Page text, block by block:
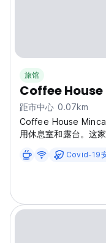
旅馆
Coffee
距市中心 0.07km
Coffee House Minca
用休息室和露台。这
Covid-19